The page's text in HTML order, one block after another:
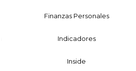
Finanzas Personales
Indicadores
Inside